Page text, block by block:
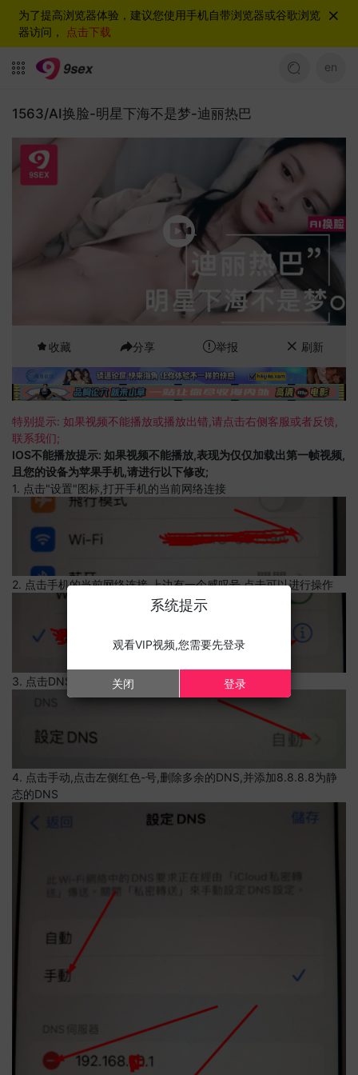
为了提高浏览器体验，建议您使用手机自带浏览器或谷歌浏览
器访问， 点击下载
en
1563/AI换脸-明星下海不是梦-迪丽热巴
收藏 分享 举报 刷新
特别提示: 如果视频不能播放或播放出错,请点击右侧客服或者反馈,
联系我们;
IOS不能播放提示: 如果视频不能播放,表现为仅仅加载出第一帧视频,
且您的设备为苹果手机,请进行以下修改;
1. 点击"设置"图标,打开手机的当前网络连接
2. 点击手机的当前网络连接,上边有一个感叹号,点击可以进行操作
3. 点击DNS设置
4. 点击手动,点击左侧红色-号,删除多余的DNS,并添加8.8.8.8为静
态的DNS
系统提示
观看VIP视频,您需要先登录
关闭 登录